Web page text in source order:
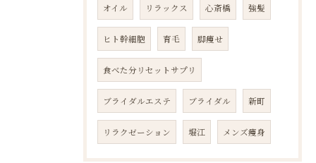
オイル リラックス 心斎橋 強髪
ヒト幹細胞 育毛 脚痩せ
食べた分リセットサプリ
ブライダルエステ ブライダル 新町
リラクゼーション 堀江 メンズ痩身